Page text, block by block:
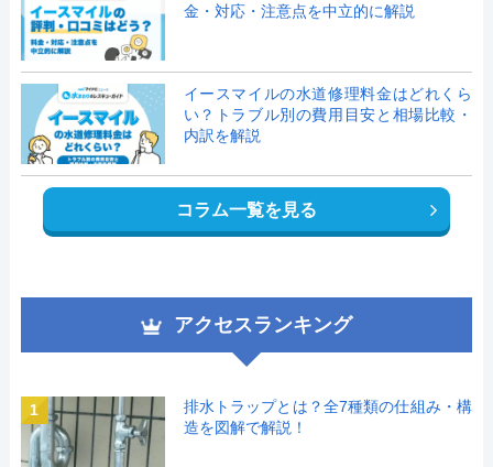
金・対応・注意点を中立的に解説
イースマイルの水道修理料金はどれくら
い？トラブル別の費用目安と相場比較・
内訳を解説
コラム一覧を見る
アクセスランキング
1
排水トラップとは？全7種類の仕組み・構
造を図解で解説！